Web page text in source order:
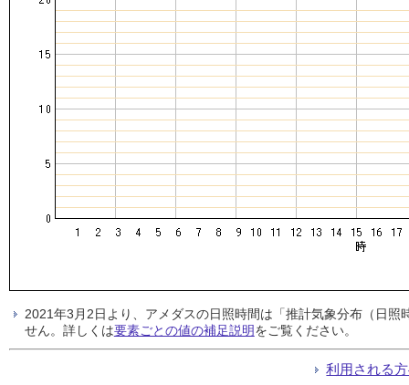
2021年3月2日より、アメダスの日照時間は「推計気象分布（日
せん。詳しくは要素ごとの値の補足説明をご覧ください。
利用される